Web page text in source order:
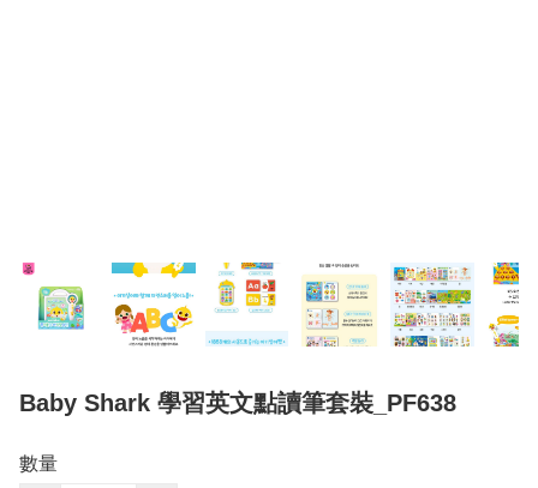
Baby Shark 學習英文點讀筆套裝_PF638
數量